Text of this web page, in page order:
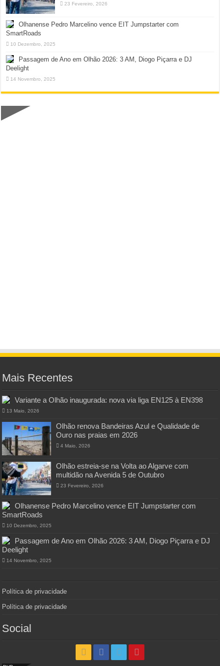
23 Fevereiro, 2026
Olhanense Pedro Marcelino vence EIT Jumpstarter com
SmartRoads
10 Dezembro, 2025
Passagem de Ano em Olhão 2026: 3 AM, Diogo Piçarra e DJ
Deelight
14 Novembro, 2025
Mais Recentes
Variante a Olhão inaugurada: nova via liga EN125 à EN398
13 Maio, 2026
Olhão renova Bandeiras Azul e Qualidade de
Ouro nas praias em 2026
4 Maio, 2026
Olhão estreia-se na Volta ao Algarve com
multidão na Avenida 5 de Outubro
23 Fevereiro, 2026
Olhanense Pedro Marcelino vence EIT Jumpstarter com
SmartRoads
10 Dezembro, 2025
Passagem de Ano em Olhão 2026: 3 AM, Diogo Piçarra e DJ
Deelight
14 Novembro, 2025
Política de privacidade
Política de privacidade
Social